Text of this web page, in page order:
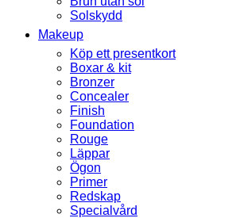
Solskydd
Makeup
Köp ett presentkort
Boxar & kit
Bronzer
Concealer
Finish
Foundation
Rouge
Läppar
Ögon
Primer
Redskap
Specialvård